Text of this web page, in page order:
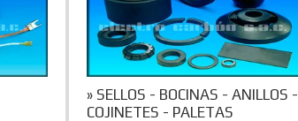
» SELLOS - BOCINAS - ANILLOS -
COJINETES - PALETAS